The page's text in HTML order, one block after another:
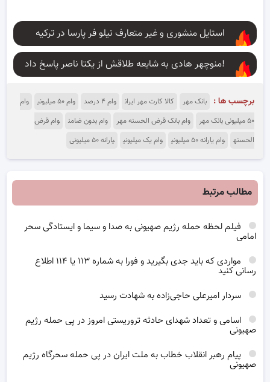
استایل منشوری و غیر متعارف نیلو فر پارسا در ترکیه
منوچهر هادی به شایعه طلاقش از یکتا ناصر پاسخ داد!
برچسب ها : بانک مهر کالا کارت مهر ایران وام ۴ درصد وام ۵۰ میلیونی
وام
۵۰ میلیونی بانک مهر
وام بانک قرض الحسنه مهر وام بدون ضامن
وام قرض
الحسنه
وام یارانه ۵۰ میلیونی وام یک میلیونی یارانه ۵۰ میلیونی
مطالب مرتبط
فیلم لحظه حمله رژیم صهیونی به صدا و سیما و ایستادگی سحر
امامی
مواردی که باید جدی بگیرید و فورا به شماره ۱۱۳ یا ۱۱۴ اطلاع
رسانی کنید
سردار امیرعلی حاجی‌زاده به شهادت رسید
اسامی و تعداد شهدای حادثه تروریستی امروز در پی حمله رژیم
صهیونی
پیام رهبر انقلاب خطاب به ملت ایران در پی حمله سحرگاه رژیم
صهیونی